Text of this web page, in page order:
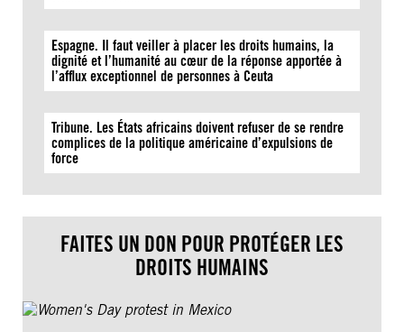
Espagne. Il faut veiller à placer les droits humains, la
dignité et l’humanité au cœur de la réponse apportée à
l’afflux exceptionnel de personnes à Ceuta
Tribune. Les États africains doivent refuser de se rendre
complices de la politique américaine d’expulsions de
force
FAITES UN DON POUR PROTÉGER LES
DROITS HUMAINS